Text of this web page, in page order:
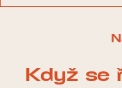
Když se